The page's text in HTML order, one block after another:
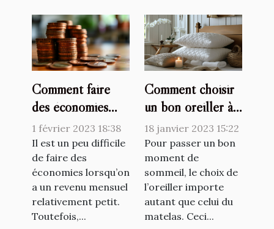
Comment faire
des économies
avec un petit
salaire ?
1 février 2023 18:38
Il est un peu difficile
de faire des
économies lorsqu’on
a un revenu mensuel
relativement petit.
Toutefois,...
Comment choisir
un bon oreiller à
mémoire de forme
?
18 janvier 2023 15:22
Pour passer un bon
moment de
sommeil, le choix de
l’oreiller importe
autant que celui du
matelas. Ceci...